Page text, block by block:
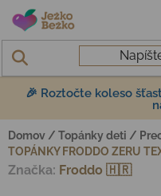
Prejsť na obsah
🎉 Roztočte koleso
Domov / Topánky deti /
TOPÁNKY FRODDO ZERU
Značka: Froddo 🇭🇷